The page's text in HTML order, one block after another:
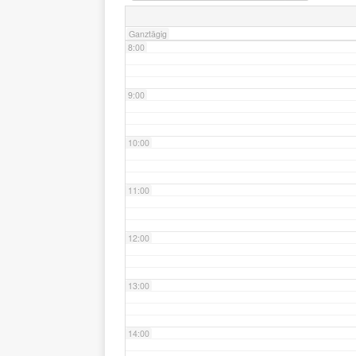
Ganztägig
8:00
9:00
10:00
11:00
12:00
13:00
14:00